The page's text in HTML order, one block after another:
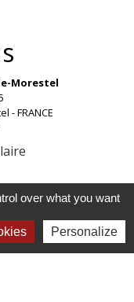
Morestel
- FRANCE
over what you want
Personalize